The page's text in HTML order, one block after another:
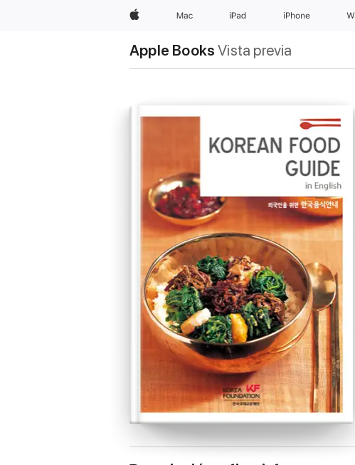
Apple Mac iPad iPhone
Apple Books Vista previa